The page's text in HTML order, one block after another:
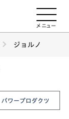
ジョルノ
パワープロダクツ